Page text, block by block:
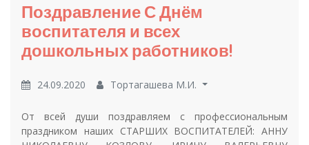
Поздравление С Днём
воспитателя и всех
дошкольных работников!
24.09.2020 Тортагашева М.И.
От всей души поздравляем с профессиональным
праздником наших СТАРШИХ ВОСПИТАТЕЛЕЙ: АННУ